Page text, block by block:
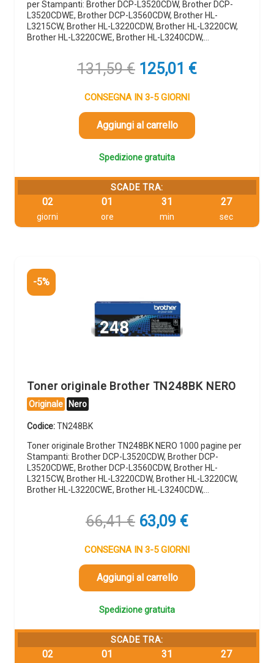
per Stampanti: Brother DCP-L3520CDW, Brother DCP-
L3520CDWE, Brother DCP-L3560CDW, Brother HL-
L3215CW, Brother HL-L3220CDW, Brother HL-L3220CW,
Brother HL-L3220CWE, Brother HL-L3240CDW,…
131,59€ Il
originale
era:
131,59 €.
125,01 €Il
CONSEGNA IN 3-5 GIORNI
Aggiungi al carrello
Spedizione gratuita
SCADE TRA:
02
giorni
01
ore
31
min
26
sec
-5%
Toner originale Brother TN248BK NERO
Originale Nero
Codice:TN248BK
Toner originale Brother TN248BK NERO 1000 pagine per
Stampanti: Brother DCP-L3520CDW, Brother DCP-
L3520CDWE, Brother DCP-L3560CDW, Brother HL-
L3215CW, Brother HL-L3220CDW, Brother HL-L3220CW,
Brother HL-L3220CWE, Brother HL-L3240CDW,…
66,41€ Il
originale
era:
66,41 €.
63,09 €Il
attuale
è:
CONSEGNA IN 3-5 GIORNI
Aggiungi al carrello
Spedizione gratuita
SCADE TRA:
02 01 31 26